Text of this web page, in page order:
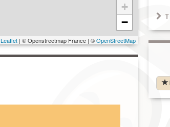
+
−
Leaflet| © Openstreetmap France | ©OpenStreetMap